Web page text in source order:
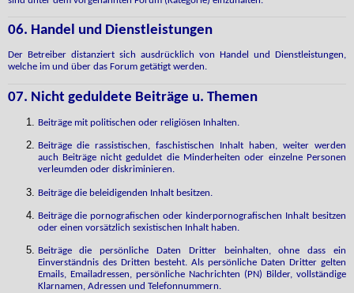
06. Handel und Dienstleistungen
Der Betreiber distanziert sich ausdrücklich von Handel und Dienstleistungen,
welche im und über das Forum getätigt werden.
07. Nicht geduldete Beiträge u. Themen
Beiträge mit politischen oder religiösen Inhalten.
Beiträge die rassistischen, faschistischen Inhalt haben, weiter werden
auch Beiträge nicht geduldet die Minderheiten oder einzelne Personen
verleumden oder diskriminieren.
Beiträge die beleidigenden Inhalt besitzen.
Beiträge die pornografischen oder kinderpornografischen Inhalt besitzen
oder einen vorsätzlich sexistischen Inhalt haben.
Beiträge die persönliche Daten Dritter beinhalten, ohne dass ein
Einverständnis des Dritten besteht. Als persönliche Daten Dritter gelten
Emails, Emailadressen, persönliche Nachrichten (PN) Bilder, vollständige
Klarnamen, Adressen und Telefonnummern.